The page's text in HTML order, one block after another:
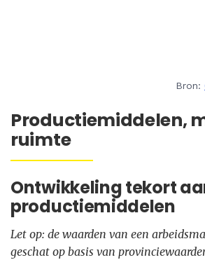
Bron:
Productiemiddelen,
ruimte
Ontwikkeling tekort
productiemiddelen
Let op: de waarden van een
geschat op basis van